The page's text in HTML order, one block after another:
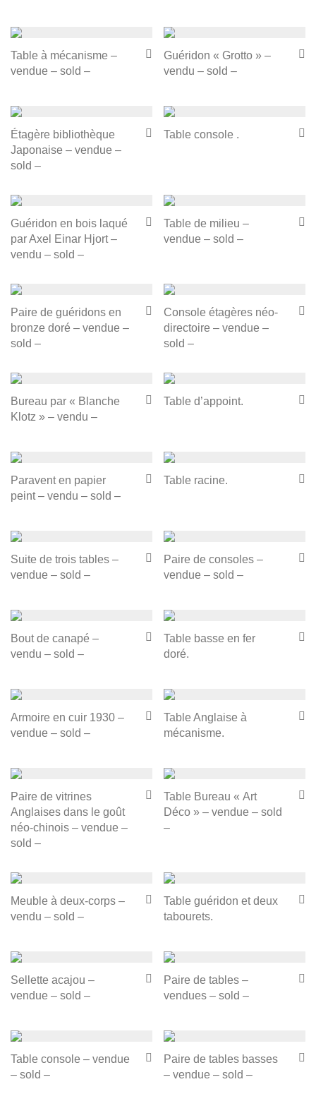
Table à mécanisme –
vendue – sold –
Guéridon « Grotto » –
vendu – sold –
Étagère bibliothèque
Japonaise – vendue –
sold –
Table console .
Guéridon en bois laqué
par Axel Einar Hjort –
vendu – sold –
Table de milieu –
vendue – sold –
Paire de guéridons en
bronze doré – vendue –
sold –
Console étagères néo-
directoire – vendue –
sold –
Bureau par « Blanche
Klotz » – vendu –
Table d’appoint.
Paravent en papier
peint – vendu – sold –
Table racine.
Suite de trois tables –
vendue – sold –
Paire de consoles –
vendue – sold –
Bout de canapé –
vendu – sold –
Table basse en fer
doré.
Armoire en cuir 1930 –
vendue – sold –
Table Anglaise à
mécanisme.
Paire de vitrines
Anglaises dans le goût
néo-chinois – vendue –
sold –
Table Bureau « Art
Déco » – vendue – sold
–
Meuble à deux-corps –
vendu – sold –
Table guéridon et deux
tabourets.
Sellette acajou –
vendue – sold –
Paire de tables –
vendues – sold –
Table console – vendue
– sold –
Paire de tables basses
– vendue – sold –